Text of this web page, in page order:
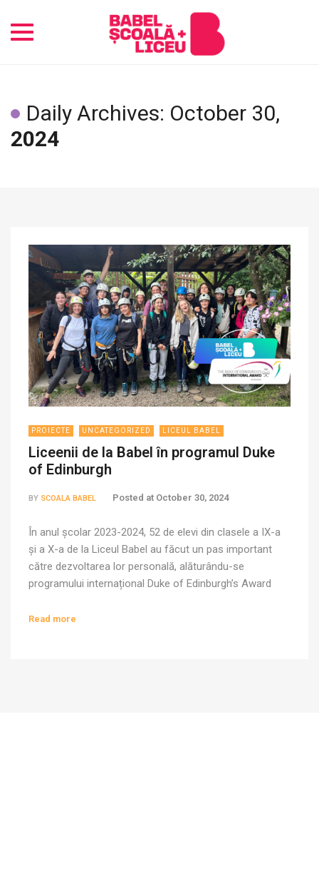
Toggle
Daily Archives: October 30,
2024
PROIECTE UNCATEGORIZED LICEUL BABEL
Liceenii de la Babel în programul Duke
of Edinburgh
BY SCOALA BABEL Posted at October 30, 2024
În anul școlar 2023-2024, 52 de elevi din clasele a IX-a
și a X-a de la Liceul Babel au făcut un pas important
către dezvoltarea lor personală, alăturându-se
programului internațional Duke of Edinburgh’s Award
ani, îi provoacă să își dezvolte o serie de abilități
Read more